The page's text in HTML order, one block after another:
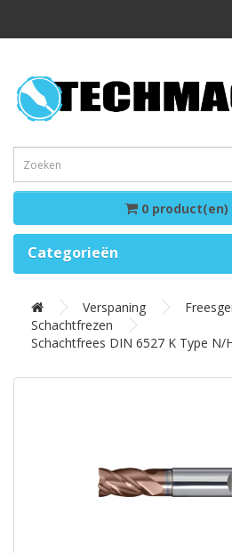
0 product(en)
Categorieën
Verspaning
Schachtfrezen
Schachtfrees DIN 6527 K Type